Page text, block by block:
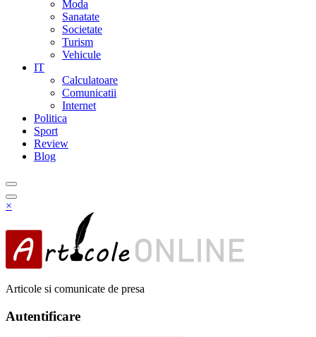
Moda
Sanatate
Societate
Turism
Vehicule
IT
Calculatoare
Comunicatii
Internet
Politica
Sport
Review
Blog
×
Articole si comunicate de presa
Autentificare